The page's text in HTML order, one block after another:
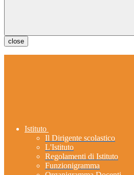
close
Istituto
Il Dirigente scolastico
L'Istituto
Regolamenti di Istituto
Funzionigramma